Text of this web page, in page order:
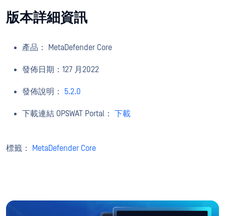
版本詳細資訊
產品： MetaDefender Core
發佈日期：127 月2022
發佈說明： 5.2.0
下載連結 OPSWAT Portal： 下載
標籤： MetaDefender Core